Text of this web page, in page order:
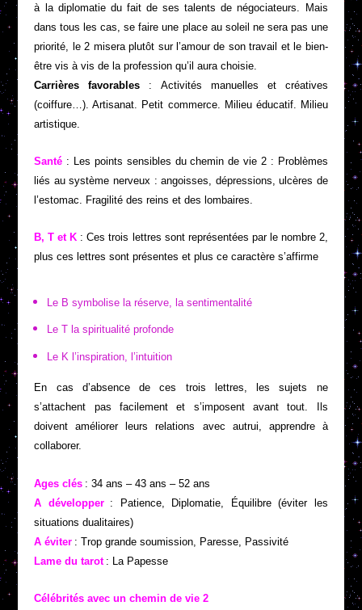
à la diplomatie du fait de ses talents de négociateurs. Mais
dans tous les cas, se faire une place au soleil ne sera pas une
priorité, le 2 misera plutôt sur l’amour de son travail et le bien-
être vis à vis de la profession qu’il aura choisie.
Carrières favorables : Activités manuelles et créatives
(coiffure…). Artisanat. Petit commerce. Milieu éducatif. Milieu
artistique.
Santé : Les points sensibles du chemin de vie 2 : Problèmes
liés au système nerveux : angoisses, dépressions, ulcères de
l’estomac. Fragilité des reins et des lombaires.
B, T et K : Ces trois lettres sont représentées par le nombre 2,
plus ces lettres sont présentes et plus ce caractère s’affirme
Le B symbolise la réserve, la sentimentalité
Le T la spiritualité profonde
Le K l’inspiration, l’intuition
En cas d’absence de ces trois lettres, les sujets ne
s’attachent pas facilement et s’imposent avant tout. Ils
doivent améliorer leurs relations avec autrui, apprendre à
collaborer.
Ages clés : 34 ans – 43 ans – 52 ans
A développer : Patience, Diplomatie, Équilibre (éviter les
situations dualitaires)
A éviter : Trop grande soumission, Paresse, Passivité
Lame du tarot : La Papesse
Célébrités avec un chemin de vie 2